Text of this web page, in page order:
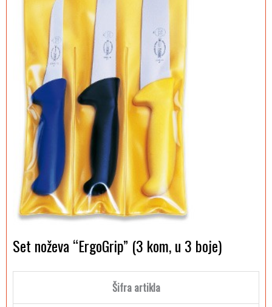
Set noževa “ErgoGrip” (3 kom, u 3 boje)
Šifra artikla